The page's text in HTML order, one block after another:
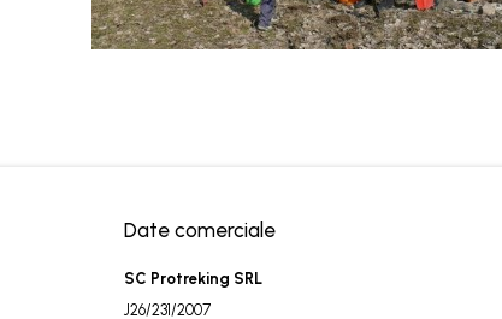
Date comerciale
SC Protreking SRL
J26/231/2007